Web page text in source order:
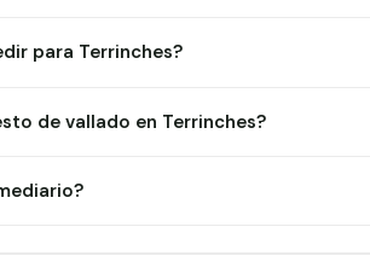
para Terrinches?
de vallado en Terrinches?